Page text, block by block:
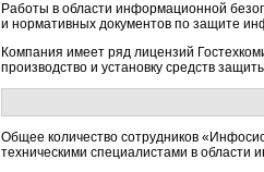
Работы в области информационной
и нормативных документов по защите
Компания имеет ряд лицензий
производство и установку средств
Общее количество сотрудников
техническими специалистами в